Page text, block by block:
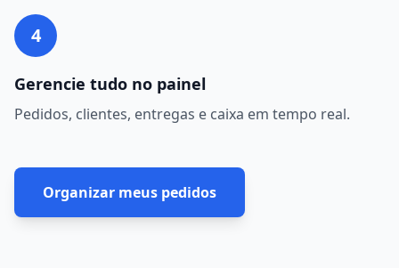
4
Gerencie tudo no painel
Pedidos, clientes, entregas e caixa em tempo real.
Organizar meus pedidos